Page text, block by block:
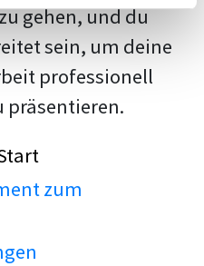
gehen, und du
sein, um deine
professionell
präsentieren.
zum